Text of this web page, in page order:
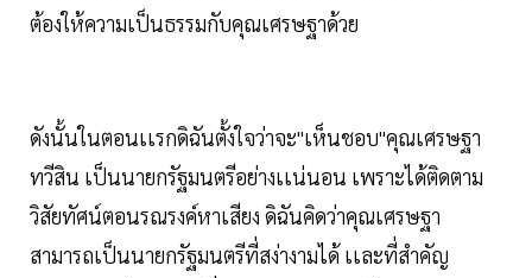
ต้องให้ความเป็นธรรมกับคุณเศรษฐาด้วย
ดังนั้นในตอนเเรกดิฉันตั้งใจว่าจะ"เห็นชอบ"คุณเศรษฐา
ทวีสิน เป็นนายกรัฐมนตรีอย่างเเน่นอน เพราะได้ติดตาม
วิสัยทัศน์ตอนรณรงค์หาเสียง ดิฉันคิดว่าคุณเศรษฐา
สามารถเป็นนายกรัฐมนตรีที่สง่างามได้ เเละที่สำคัญ